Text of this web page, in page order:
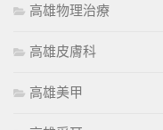
高雄物理治療
高雄皮膚科
高雄美甲